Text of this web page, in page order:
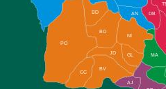
AN
MA
BD
BO
NI
JD
PO
BV
CC
AJ
DB
GL